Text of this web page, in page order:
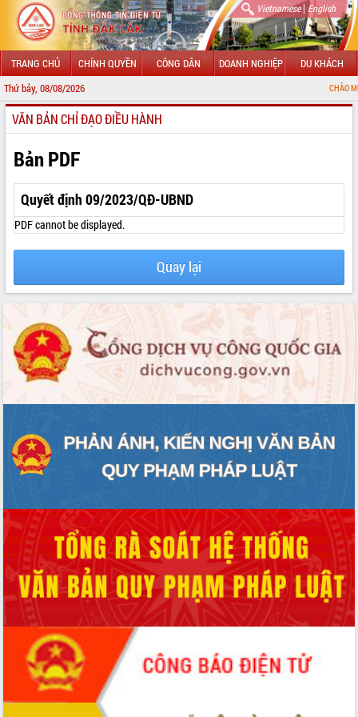
Vietnamese| English
TRANG CHỦ CHÍNH QUYỀN CÔNG DÂN DOANH NGHIỆP DU KHÁCH
Thứ bảy, 08/08/2026 CHÀO MỪNG ĐẾN
GIỚI THIỆU
LÃNH ĐẠO UBND TỈNH
TIN TỨC SỰ KIỆN
SỞ, BAN, NGÀNH
UBND CÁC XÃ, PHƯỜNG
THÔNG TIN CHỈ ĐẠO ĐIỀU HÀNH
VĂN BẢN HĐND TỈNH
ĐIỂM TIN VĂN BẢN
VĂN BẢN CHỈ ĐẠO ĐIỀU HÀNH
Bản PDF
Quyết định 09/2023/QĐ-UBND
PDF cannot be displayed.
Quay lại